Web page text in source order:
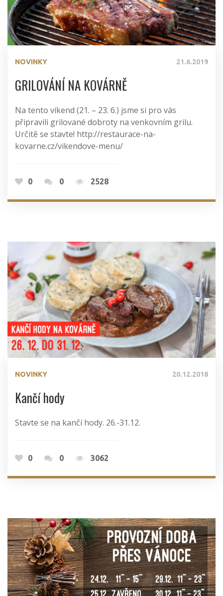
NOVINKY 21.6.2019
GRILOVÁNÍ NA KOVÁRNĚ
Na tento víkend (21. – 23. 6.) jsme si pro vás
připravili grilované dobroty na venkovním grilu.
Určitě se stavte! http://restaurace-na-
kovarne.cz/vikendove-menu/
0 0 2528
NOVINKY 20.12.2018
Kančí hody
Stavte se na kančí hody. 26.-31.12.
0 0 3062